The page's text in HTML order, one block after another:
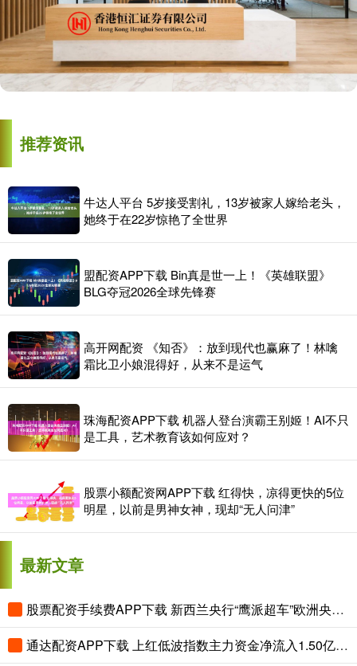
推荐资讯
牛达人平台 5岁接受割礼，13岁被家人嫁给老头，
她终于在22岁惊艳了全世界
盟配资APP下载 Bin真是世一上！《英雄联盟》
BLG夺冠2026全球先锋赛
高开网配资 《知否》：放到现代也赢麻了！林噙
霜比卫小娘混得好，从来不是运气
珠海配资APP下载 机器人登台演霸王别姬！AI不只
是工具，艺术教育该如何应对？
股票小额配资网APP下载 红得快，凉得更快的5位
明星，以前是男神女神，现却“无人问津”
最新文章
股票配资手续费APP下载 新西兰央行“鹰派超车”欧洲央行！利差扩大或助力新西兰元兑欧元升至一年高位
通达配资APP下载 上红低波指数主力资金净流入1.50亿元，平安上证红利低波动指数A净值近1月累计上涨5.03%